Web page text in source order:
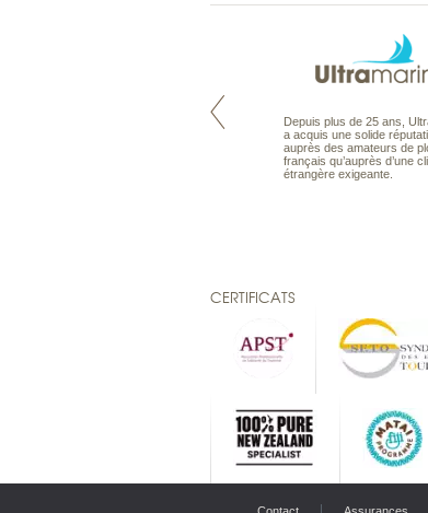
Maldives à la Carte propose tous
Depuis plus de 25 ans,
a acquis une solide
auprès des amateurs de
français qu’auprès d’une
étrangère exigeante.
CERTIFICATS